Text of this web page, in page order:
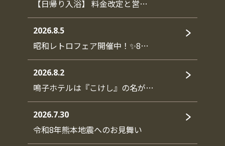
【日帰り入浴】 料金改定と営…
2026.8.5
昭和レトロフェア開催中！✨8…
2026.8.2
鳴子ホテルは『こけし』の名が…
2026.7.30
令和8年熊本地震へのお見舞い